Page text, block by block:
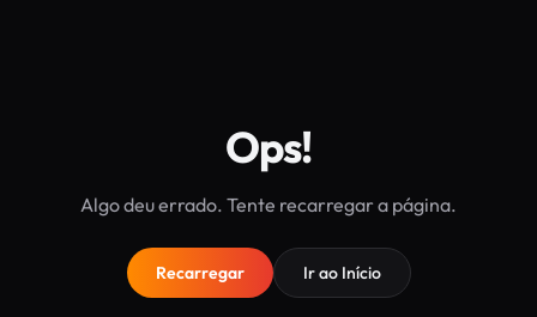
Ops!
Algo deu errado. Tente recarregar a página.
Recarregar Ir ao Início